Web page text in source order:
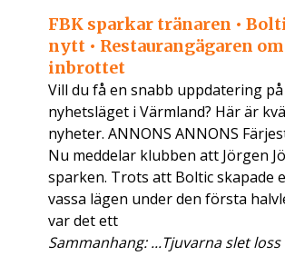
FBK sparkar tränaren •
nytt • Restaurangägaren om
inbrottet
Vill du få en snabb uppdatering på
nyhetsläget i Värmland? Här är
nyheter. ANNONS ANNONS
Nu meddelar klubben att Jörgen
sparken. Trots att Boltic skapade
vassa lägen under den första
var det ett
Sammanhang: ...Tjuvarna slet